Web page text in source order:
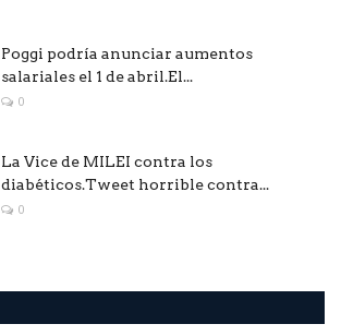
Poggi podría anunciar aumentos
salariales el 1 de abril.El...
0
La Vice de MILEI contra los
diabéticos.Tweet horrible contra...
0